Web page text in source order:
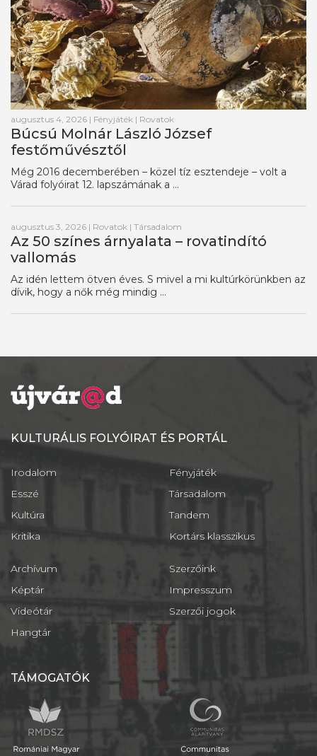
augusztus 4, 2026 | Fényjáték | Rovatok
Búcsú Molnár László József
festőművésztől
Még 2016 decemberében – közel tíz esztendeje – volt a
Várad folyóirat 12. lapszámának a ...
augusztus 3, 2026 | Rovatok | Társadalom
Az 50 színes árnyalata – rovatindító
vallomás
Az idén lettem ötven éves. S mivel a mi kultúrkörünkben az
dívik, hogy a nők még mindig ...
KULTURÁLIS FOLYÓIRAT ÉS PORTÁL
Irodalom
Esszé
Kultúra
Kritika
Fényjáték
Társadalom
Tandem
Kortárs klasszikus
Archívum
Képtár
Videótár
Hangtár
Szerzőink
Impresszum
Szerzői jogok
TÁMOGATÓK